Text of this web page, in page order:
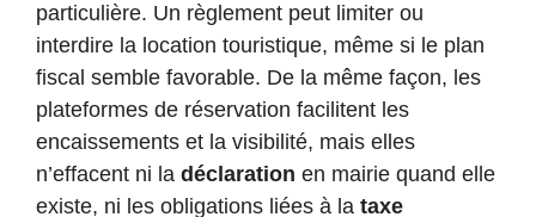
particulière. Un règlement peut limiter ou
interdire la location touristique, même si le plan
fiscal semble favorable. De la même façon, les
plateformes de réservation facilitent les
encaissements et la visibilité, mais elles
n’effacent ni la déclaration en mairie quand elle
existe, ni les obligations liées à la taxe